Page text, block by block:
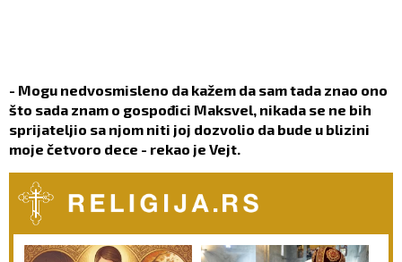
- Mogu nedvosmisleno da kažem da sam tada znao ono
što sada znam o gospođici Maksvel, nikada se ne bih
sprijateljio sa njom niti joj dozvolio da bude u blizini
moje četvoro dece - rekao je Vejt.